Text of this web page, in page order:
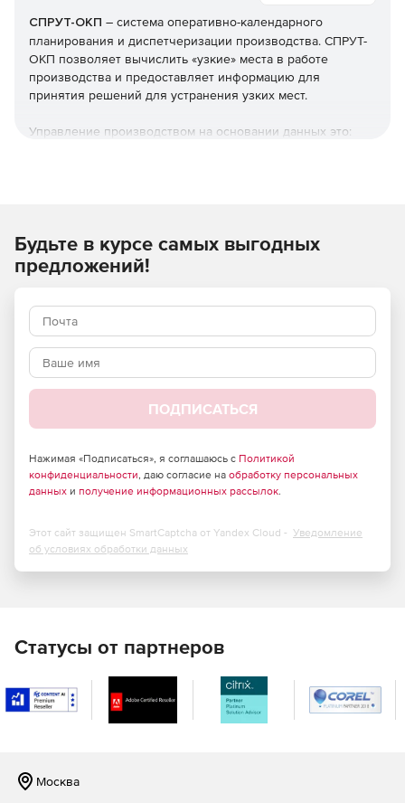
СПРУТ-ОКП – система оперативно-календарного
планирования и диспетчеризации производства. СПРУТ-
ОКП позволяет вычислить «узкие» места в работе
производства и предоставляет информацию для
принятия решений для устранения узких мест.
Управление производством на основании данных это:
Исключение простоя оборудования.
Контроль выполнения заказов в срок.
Расчет плановой и фактической себестоимости
изделий.
Ведение план/фактного анализа.
Будьте в курсе самых выгодных
предложений!
ПОДПИСАТЬСЯ
Нажимая «Подписаться», я соглашаюсь с Политикой
конфиденциальности, даю согласие на обработку персональных
данных и получение информационных рассылок.
Этот сайт защищен SmartCaptcha от Yandex Cloud - Уведомление
об условиях обработки данных
Статусы от партнеров
Москва